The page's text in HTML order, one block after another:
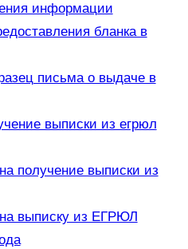
информации
бланка в
письма о выдаче в
выписки из егрюл
получение выписки из
выписку из ЕГРЮЛ